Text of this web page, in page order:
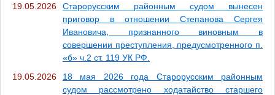
19.05.2026
Старорусским районным судом вынесен
приговор в отношении Степанова Сергея
Ивановича, признанного виновным в
совершении преступления, предусмотренного п.
«б» ч.2 ст. 119 УК РФ.
19.05.2026
18 мая 2026 года Старорусским районным
судом рассмотрено ходатайство старшего